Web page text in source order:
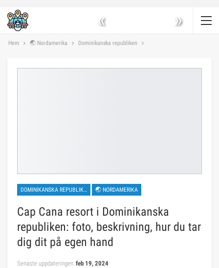
« »
Hem 🌏 Nordamerika Dominikanska republiken
DOMINIKANSKA REPUBLIKEN 🌏 NORDAMERIKA
Cap Cana resort i Dominikanska
republiken: foto, beskrivning, hur du tar
dig dit på egen hand
Senaste uppdateringen feb 19, 2024